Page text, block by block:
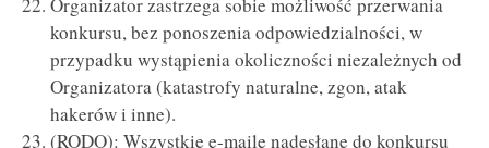
konkursu, bez ponoszenia odpowiedzialności, w
przypadku wystąpienia okoliczności niezależnych od
Organizatora (katastrofy naturalne, zgon, atak
hakerów i inne).
(RODO): Wszystkie e-maile nadesłane do konkursu